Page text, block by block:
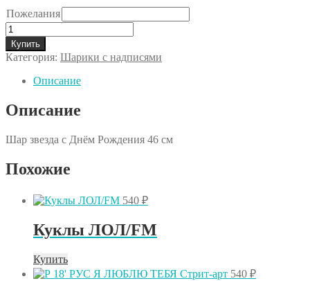
Пожелания
Количество
товара
Звезда
с
брызги
Купить
Категория: Шарики с надписями
Описание
Описание
Шар звезда с Днём Рождения 46 см
Похожие
540 ₽
Куклы ЛОЛ/FM
Купить
540 ₽